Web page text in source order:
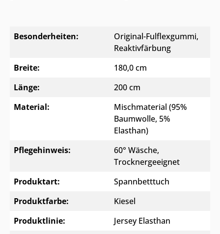
Besonderheiten: Original-Fulflexgummi,
Reaktivfärbung
Breite:
180,0 cm
Länge:
200 cm
Material:
Mischmaterial (95%
Baumwolle, 5%
Elasthan)
Pflegehinweis:
60° Wäsche,
Trocknergeeignet
Produktart:
Spannbetttuch
Produktfarbe:
Kiesel
Produktlinie:
Jersey Elasthan